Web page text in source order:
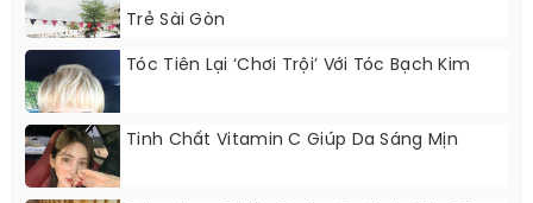
Trẻ Sài Gòn
Tóc Tiên Lại ‘chơi Trội’ Với Tóc Bạch Kim
Tinh Chất Vitamin C Giúp Da Sáng Mịn